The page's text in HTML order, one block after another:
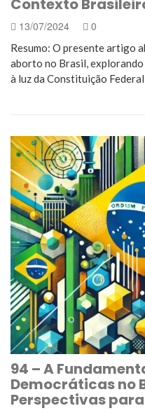
Contexto
13/07/2024 0
Resumo: O presente artigo
aborto no Brasil,
à luz da Constituição
94 – A
Democráticas no
Perspectivas